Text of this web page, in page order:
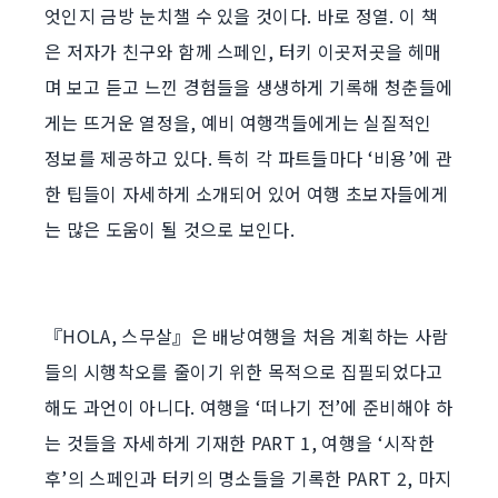
엇인지 금방 눈치챌 수 있을 것이다. 바로 정열. 이 책
은 저자가 친구와 함께 스페인, 터키 이곳저곳을 헤매
며 보고 듣고 느낀 경험들을 생생하게 기록해 청춘들에
게는 뜨거운 열정을, 예비 여행객들에게는 실질적인
정보를 제공하고 있다. 특히 각 파트들마다 ‘비용’에 관
한 팁들이 자세하게 소개되어 있어 여행 초보자들에게
는 많은 도움이 될 것으로 보인다.
『HOLA, 스무살』은 배낭여행을 처음 계획하는 사람
들의 시행착오를 줄이기 위한 목적으로 집필되었다고
해도 과언이 아니다. 여행을 ‘떠나기 전’에 준비해야 하
는 것들을 자세하게 기재한 PART 1, 여행을 ‘시작한
후’의 스페인과 터키의 명소들을 기록한 PART 2, 마지